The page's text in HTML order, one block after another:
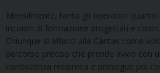
Mensilmente, tanto gli operatori
incontri di formazione progettati e
Chiunque si affacci alla Caritas come
percorso preciso che prende avvio con
conoscenza reciproca e prosegue poi